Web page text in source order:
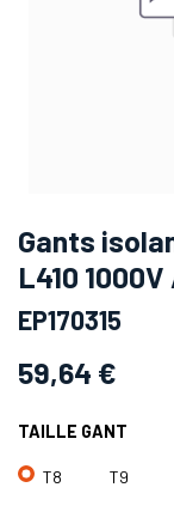
Gants
L410
EP170315
59,64 €
TAILLE GANT
T8 T9